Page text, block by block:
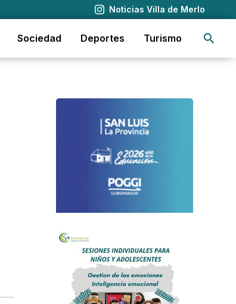
Noticias Villa de Merlo
Sociedad Deportes Turismo